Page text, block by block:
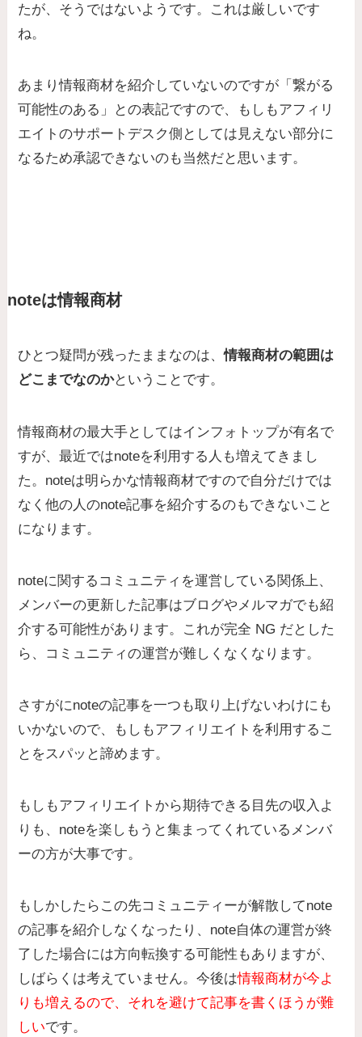
たが、そうではないようです。これは厳しいです
ね。
あまり情報商材を紹介していないのですが「繋がる
可能性のある」との表記ですので、もしもアフィリ
エイトのサポートデスク側としては見えない部分に
なるため承認できないのも当然だと思います。
noteは情報商材
ひとつ疑問が残ったままなのは、情報商材の範囲は
どこまでなのかということです。
情報商材の最大手としてはインフォトップが有名で
すが、最近ではnoteを利用する人も増えてきまし
た。 noteは明らかな情報商材ですので自分だけでは
なく他の人のnote記事を紹介するのもできないこと
になります。
noteに関するコミュニティを運営している関係上、
メンバーの更新した記事はブログやメルマガでも紹
介する可能性があります。これが完全 NG だとした
ら、コミュニティの運営が難しくなくなります。
さすがにnoteの記事を一つも取り上げないわけにも
いかないので、もしもアフィリエイトを利用するこ
とをスパッと諦めます。
もしもアフィリエイトから期待できる目先の収入よ
りも、noteを楽しもうと集まってくれているメンバ
ーの方が大事です。
もしかしたらこの先コミュニティーが解散してnote
の記事を紹介しなくなったり、note自体の運営が終
了した場合には方向転換する可能性もありますが、
しばらくは考えていません。今後は情報商材が今よ
りも増えるので、それを避けて記事を書くほうが難
しいです。